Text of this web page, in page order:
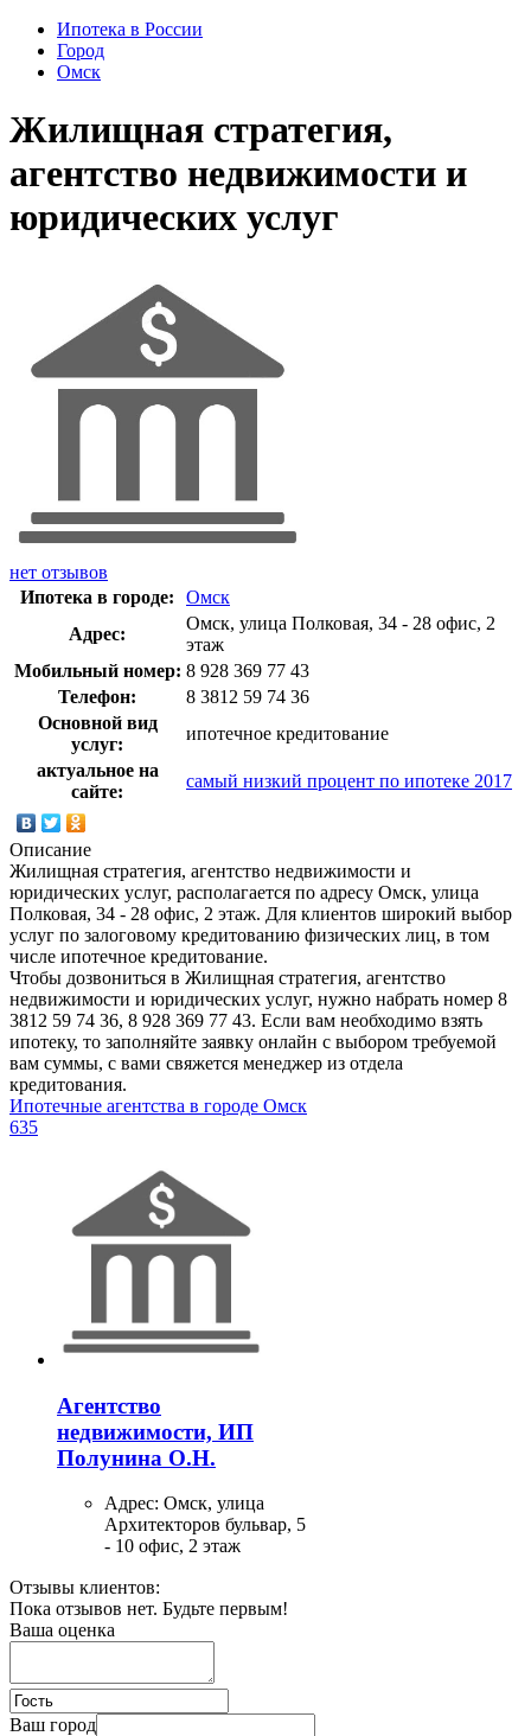
Ипотека в России
Город
Омск
Жилищная стратегия,
агентство недвижимости и
юридических услуг
нет отзывов
Ипотека в городе:
Омск
Адрес:
Омск, улица Полковая, 34 - 28 офис, 2
этаж
Мобильный номер: 8 928 369 77 43
Телефон:
8 3812 59 74 36
Основной вид
услуг:
ипотечное кредитование
актуальное на
сайте:
самый низкий процент по ипотеке 2017
Описание
Жилищная стратегия, агентство недвижимости и
юридических услуг, располагается по адресу Омск, улица
Полковая, 34 - 28 офис, 2 этаж. Для клиентов широкий выбор
услуг по залоговому кредитованию физических лиц, в том
числе ипотечное кредитование.
Чтобы дозвониться в Жилищная стратегия, агентство
недвижимости и юридических услуг, нужно набрать номер 8
3812 59 74 36, 8 928 369 77 43. Если вам необходимо взять
ипотеку, то заполняйте заявку онлайн с выбором требуемой
вам суммы, с вами свяжется менеджер из отдела
кредитования.
Ипотечные агентства в городе Омск
635
Агентство
недвижимости, ИП
Полунина О.Н.
Адрес: Омск, улица
Архитекторов бульвар, 5
- 10 офис, 2 этаж
Отзывы клиентов:
Пока отзывов нет. Будьте первым!
Ваша оценка
Ваш город